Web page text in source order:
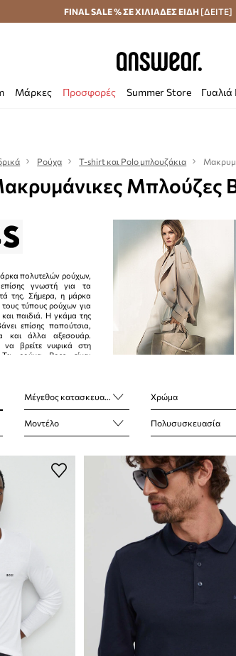
Αποστολή σε 24 ώρες Εξοικονομήστε με
FINAL SALE % ΣΕ ΧΙΛΙΑΔΕΣ ΕΙΔΗ [ΔΕΙΤΕ]
Μάρκες Προσφορές Summer Store Γυαλιά
Ρούχα T-shirt και Polo μπλουζάκια
Μπλούζες
πολυτελών ρούχων,
γνωστή για τα
της. Σήμερα, η μάρκα
τύπους ρούχων για
και παιδιά. Η γκάμα της
επίσης παπούτσια,
και άλλα αξεσουάρ.
να βρείτε νυφικά στη
ρούχα Boss είναι
Μέγεθος κατασκευαστή Χρώμα
Μοντέλο Πολυσυσκευασία